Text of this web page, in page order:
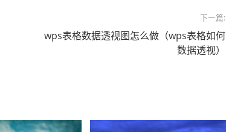
下一篇:
wps表格数据透视图怎么做（wps表格如何
数据透视）